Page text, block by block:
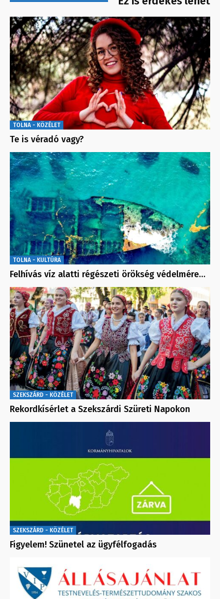
TOLNA - KÖZÉLET
Te is véradó vagy?
TOLNA - KULTÚRA
Felhívás víz alatti régészeti örökség védelmére…
SZEKSZÁRD - KÖZÉLET
Rekordkísérlet a Szekszárdi Szüreti Napokon
SZEKSZÁRD - KÖZÉLET
Figyelem! Szünetel az ügyfélfogadás